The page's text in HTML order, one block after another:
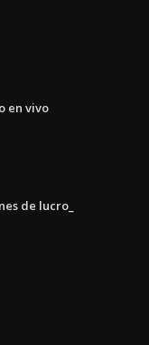
en vivo
de lucro_